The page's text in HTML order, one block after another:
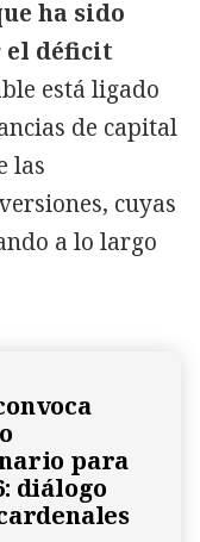
ha sido
déficit
está ligado
de capital
las
cuyas
a lo largo
para
diálogo